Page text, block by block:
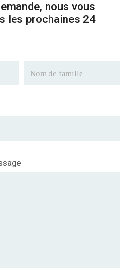
nous vous
les prochaines 24